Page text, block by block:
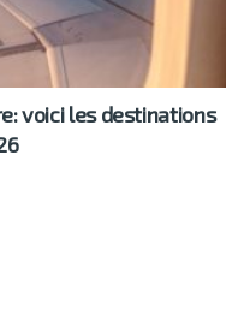
voici les destinations